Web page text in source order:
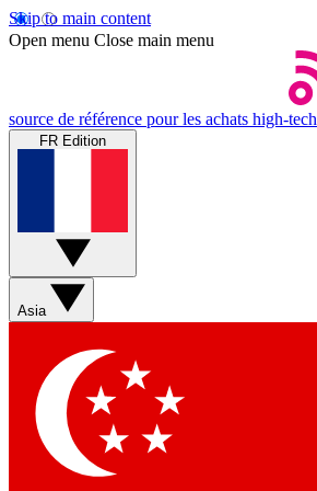
Skip to main content
Open menu Close main menu
source de référence pour les achats high-tech
FR Edition
Asia